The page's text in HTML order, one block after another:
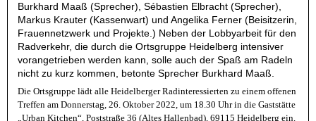
Burkhard Maaß (Sprecher), Sébastien Elbracht (Sprecher),
Markus Krauter (Kassenwart) und Angelika Ferner (Beisitzerin,
Frauennetzwerk und Projekte.) Neben der Lobbyarbeit für den
Radverkehr, die durch die Ortsgruppe Heidelberg intensiver
vorangetrieben werden kann, solle auch der Spaß am Radeln
nicht zu kurz kommen, betonte Sprecher Burkhard Maaß.
Die Ortsgruppe lädt alle Heidelberger Radinteressierten zu einem offenen
Treffen am Donnerstag, 26. Oktober 2022, um 18.30 Uhr in die Gaststätte
„Urban Kitchen“, Poststraße 36 (Altes Hallenbad), 69115 Heidelberg ein.